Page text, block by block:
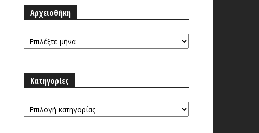
Αρχειοθήκη
Αρχειοθήκη
Κατηγορίες
Κατηγορίες